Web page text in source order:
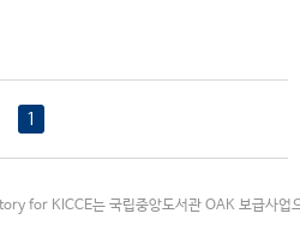
1
for KICCE는 국립중앙도서관 OAK 보급사업